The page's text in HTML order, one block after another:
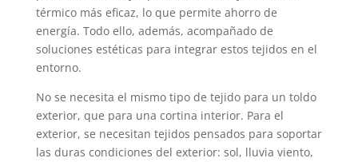
térmico más eficaz, lo que permite ahorro de
energía. Todo ello, además, acompañado de
soluciones estéticas para integrar estos tejidos en el
entorno.
No se necesita el mismo tipo de tejido para un toldo
exterior, que para una cortina interior. Para el
exterior, se necesitan tejidos pensados para soportar
las duras condiciones del exterior: sol, lluvia viento,